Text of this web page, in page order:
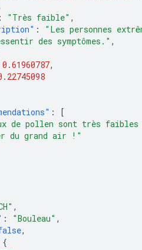
: "Très faible" ,
:
"Les personnes
des symptômes." ,
0.61960787,
:
[
de pollen sont très
du grand air !"
,
: "Bouleau" ,
,
{